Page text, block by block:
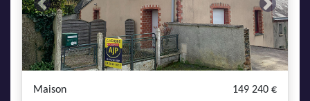
Previous Next
Maison
149 240 €